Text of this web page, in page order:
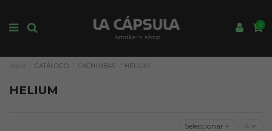
0
Inicio CATÁLOGO CACHIMBAS HELIUM
HELIUM
Seleccionar 4